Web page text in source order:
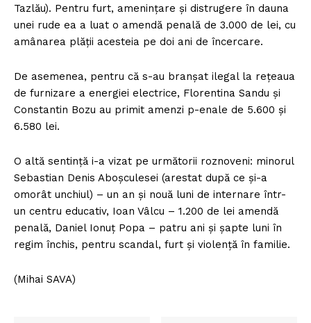
Tazlău). Pentru furt, ameninţare şi distrugere în dauna
unei rude ea a luat o amendă penală de 3.000 de lei, cu
amânarea plăţii acesteia pe doi ani de încercare.
De asemenea, pentru că s-au branşat ilegal la reţeaua
de furnizare a energiei electrice, Florentina Sandu şi
Constantin Bozu au primit amenzi p-enale de 5.600 şi
6.580 lei.
O altă sentinţă i-a vizat pe următorii roznoveni: minorul
Sebastian Denis Aboşculesei (arestat după ce şi-a
omorât unchiul) – un an şi nouă luni de internare într-
un centru educativ, Ioan Vâlcu – 1.200 de lei amendă
penală, Daniel Ionuţ Popa – patru ani şi şapte luni în
regim închis, pentru scandal, furt şi violenţă în familie.
(Mihai SAVA)